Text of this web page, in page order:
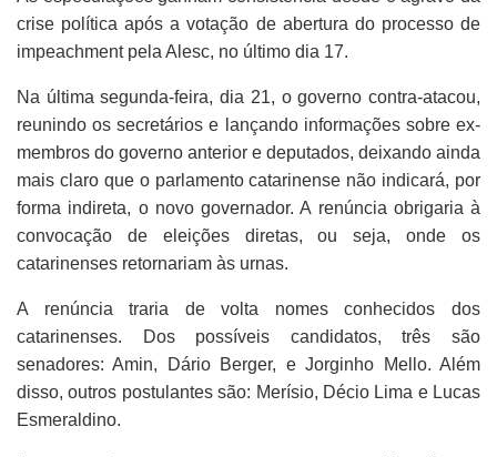
crise política após a votação de abertura do processo de
impeachment pela Alesc, no último dia 17.
Na última segunda-feira, dia 21, o governo contra-atacou,
reunindo os secretários e lançando informações sobre ex-
membros do governo anterior e deputados, deixando ainda
mais claro que o parlamento catarinense não indicará, por
forma indireta, o novo governador. A renúncia obrigaria à
convocação de eleições diretas, ou seja, onde os
catarinenses retornariam às urnas.
A renúncia traria de volta nomes conhecidos dos
catarinenses. Dos possíveis candidatos, três são
senadores: Amin, Dário Berger, e Jorginho Mello. Além
disso, outros postulantes são: Merísio, Décio Lima e Lucas
Esmeraldino.